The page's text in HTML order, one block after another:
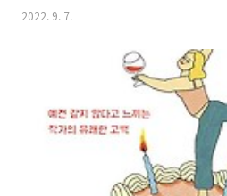
였다. 저자는 코미디언이지만 그것만으로는
된 그는 이제 그간의 경험을 소개해 주는
놀라운 에피소드가 있었답니다' 수준에서
각할 거리나 배울 것을 주며, 또한 사회적인
을 한다. 그래서 이 책을 읽는 동안 내 나
의를 내릴 수 있었다. 구체적인 예를 들자면
2022. 9. 7.